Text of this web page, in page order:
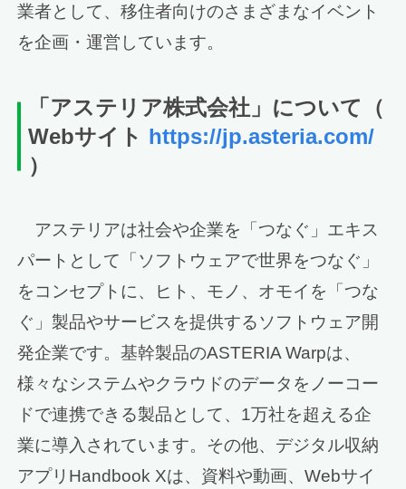
業者として、移住者向けのさまざまなイベント
を企画・運営しています。
「アステリア株式会社」について
（
Webサイト https://jp.asteria.com/
）
アステリアは社会や企業を「つなぐ」エキス
パートとして「ソフトウェアで世界をつなぐ」
をコンセプトに、ヒト、モノ、オモイを「つな
ぐ」製品やサービスを提供するソフトウェア開
発企業です。基幹製品のASTERIA Warpは、
様々なシステムやクラウドのデータをノーコー
ドで連携できる製品として、1万社を超える企
業に導入されています。その他、デジタル収納
アプリHandbook Xは、資料や動画、Webサイ